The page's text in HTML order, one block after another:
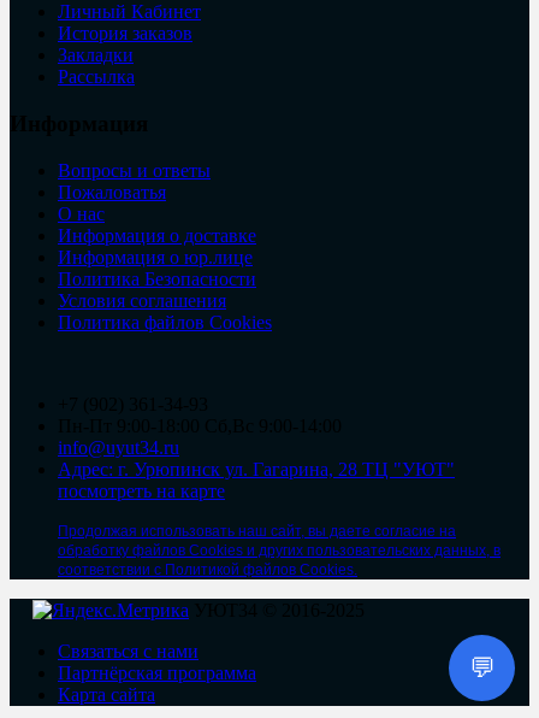
Личный Кабинет
История заказов
Закладки
Рассылка
Вопросы и ответы
Пожаловатья
О нас
Информация о доставке
Информация о юр.лице
Политика Безопасности
Условия соглашения
Политика файлов Cookies
info@uyut34.ru
Адрес: г. Урюпинск ул. Гагарина, 28 ТЦ "УЮТ"
посмотреть на карте
Продолжая использовать наш сайт, вы даете согласие на
обработку файлов Cookies и других пользовательских данных, в
соответствии с Политикой файлов Cookies.
Связаться с нами
Партнёрская программа
Карта сайта
💬